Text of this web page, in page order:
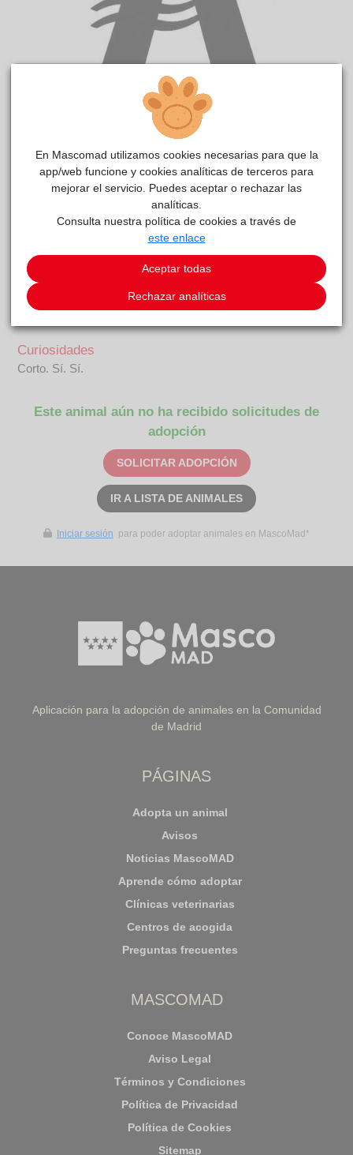
reside actualmente en el centro de acogida
CIMPA Alcalá de Henares .
COMENTARIOS
Carácter
¡Hola! A pesar de llevar tanto tiempo aquí y no saber el por
qué, nunca he perdido mi sonrisa ni mi buen humor. Siempre
estoy listo para jugar y compartir mucho amor.Me llevo bien
carácter ejemplar. Estoy aquí esperando a alguien especial
que quiera disfrutar de la compañía de un perro tan bueno
como yo. Si estás buscando un compañero alegre, ¡aquí
Curiosidades
Corto. Sí. Sí.
Este animal aún no ha recibido solicitudes de
adopción
SOLICITAR ADOPCIÓN
IR A LISTA DE ANIMALES
Iniciar sesión para poder adoptar animales en MascoMad*
Aplicación para la adopción de animales en la Comunidad
de Madrid
PÁGINAS
Adopta un animal
Avisos
Noticias MascoMAD
Aprende cómo adoptar
Clínicas veterinarias
Centros de acogida
Preguntas frecuentes
MASCOMAD
Conoce MascoMAD
Aviso Legal
Términos y Condiciones
Política de Privacidad
Política de Cookies
Sitemap
En Mascomad utilizamos cookies necesarias para que la
app/web funcione y cookies analíticas de terceros para
mejorar el servicio. Puedes aceptar o rechazar las
analíticas.
Consulta nuestra política de cookies a través de
este enlace
Aceptar todas
Rechazar analíticas